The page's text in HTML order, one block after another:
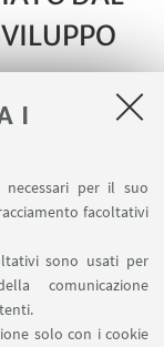
I
per il suo
facoltativi
sono usati per
comunicazione
solo con i cookie